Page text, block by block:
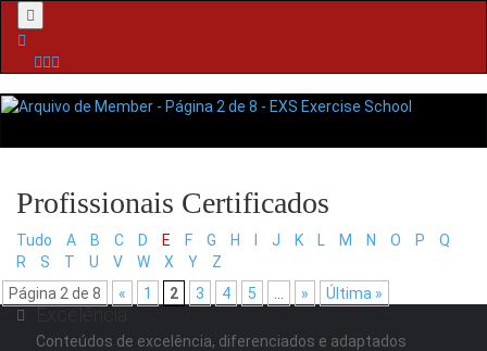
Menu
Tudo A B C D E F G H J K L M N O P
Q
R
S T U V W X Y
Z
Página 2 de 8
« 1 2 3 4 5 » Última »
Conteúdos de excelência, diferenciados e adaptados